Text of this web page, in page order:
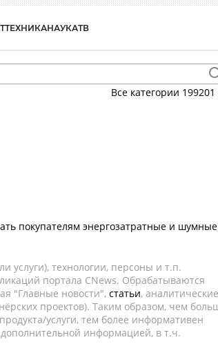
ТЕХНИКАНАУКАТВ
Все категории 199201
покупателям энергозатратные и шумные
услуги), технологии, персоны и т.п.
портала CNews. Обрабатываются
"Главные новости", статьи, аналитические
проектов). Таким образом, чем
услуги, тем более информативен
информацией, в т.ч.